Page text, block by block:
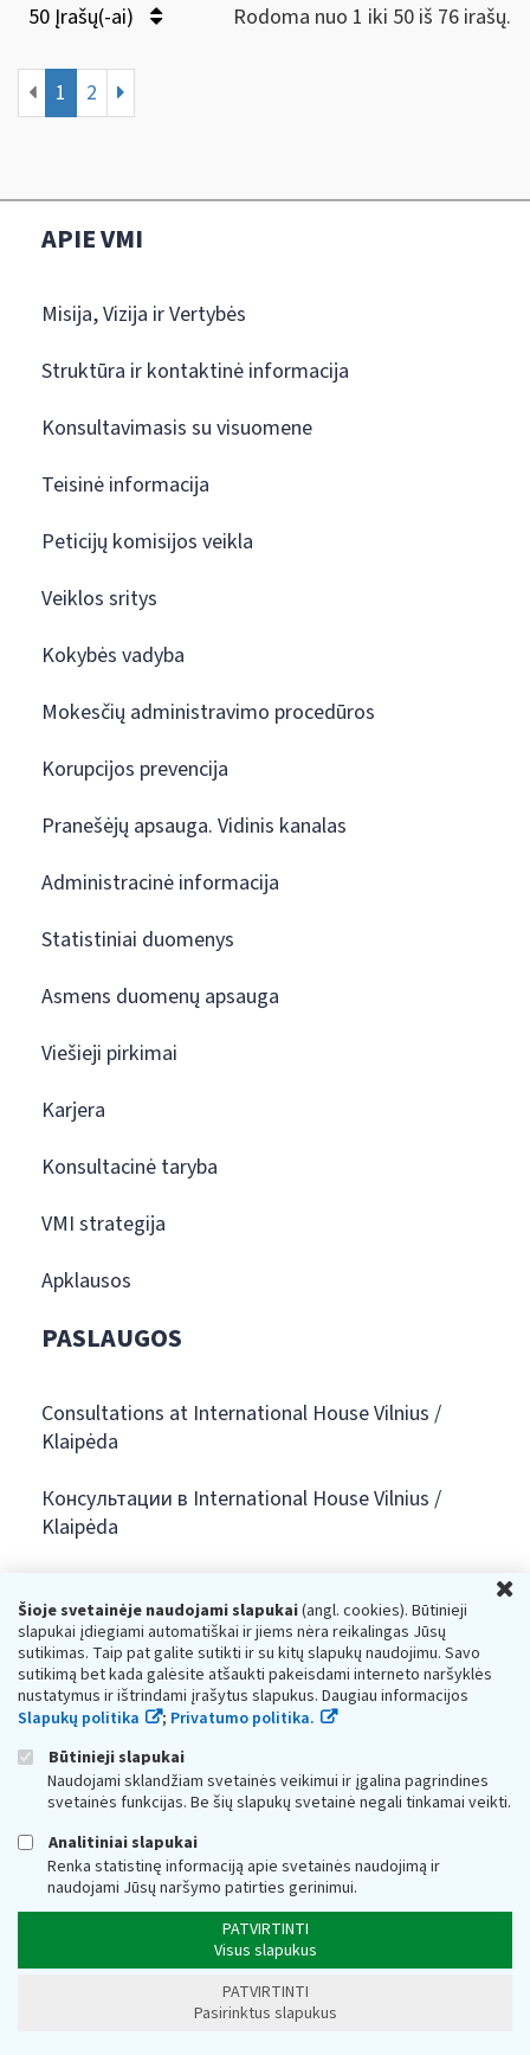
50 Įrašų(-ai) Rodoma nuo 1 iki 50 iš 76 irašų.
1 2
Šioje svetainėje naudojami slapukai(angl. cookies). Būtinieji
slapukai įdiegiami automatiškai ir jiems nėra reikalingas Jūsų
sutikimas. Taip pat galite sutikti ir su kitų slapukų naudojimu. Savo
sutikimą bet kada galėsite atšaukti pakeisdami interneto naršyklės
nustatymus ir ištrindami įrašytus slapukus. Daugiau informacijos
Slapukų politika
; Privatumo politika.
Būtinieji slapukai
Naudojami sklandžiam svetainės veikimui ir įgalina pagrindines
svetainės funkcijas. Be šių slapukų svetainė negali tinkamai veikti.
Analitiniai slapukai
Renka statistinę informaciją apie svetainės naudojimą ir
naudojami Jūsų naršymo patirties gerinimui.
PATVIRTINTI
Visus slapukus
PATVIRTINTI
Pasirinktus slapukus
APIE VMI
Misija, Vizija ir Vertybės
Struktūra ir kontaktinė informacija
Konsultavimasis su visuomene
Teisinė informacija
Peticijų komisijos veikla
Veiklos sritys
Kokybės vadyba
Mokesčių administravimo procedūros
Korupcijos prevencija
Pranešėjų apsauga. Vidinis kanalas
Administracinė informacija
Statistiniai duomenys
Asmens duomenų apsauga
Viešieji pirkimai
Karjera
Konsultacinė taryba
VMI strategija
Apklausos
PASLAUGOS
Consultations at International House Vilnius /
Klaipėda
Консультации в International House Vilnius /
Klaipėda
VMI kliento profilis
VMI skaitmeninė transformacija
Vienas langelis prievolėms valstybei sumokėti
NAUDINGA
Mokesčiai ir jų dydžiai
Atsiskaitymas grynaisiais pinigais
Dažniausiai užduodami klausimai